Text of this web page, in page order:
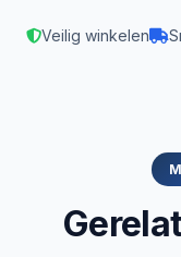
Veilig winkelen